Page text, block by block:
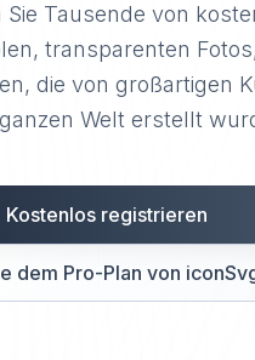
Sie Tausende von
transparenten
die von großartigen
Welt erstellt
Kostenlos registrieren
dem Pro-Plan von